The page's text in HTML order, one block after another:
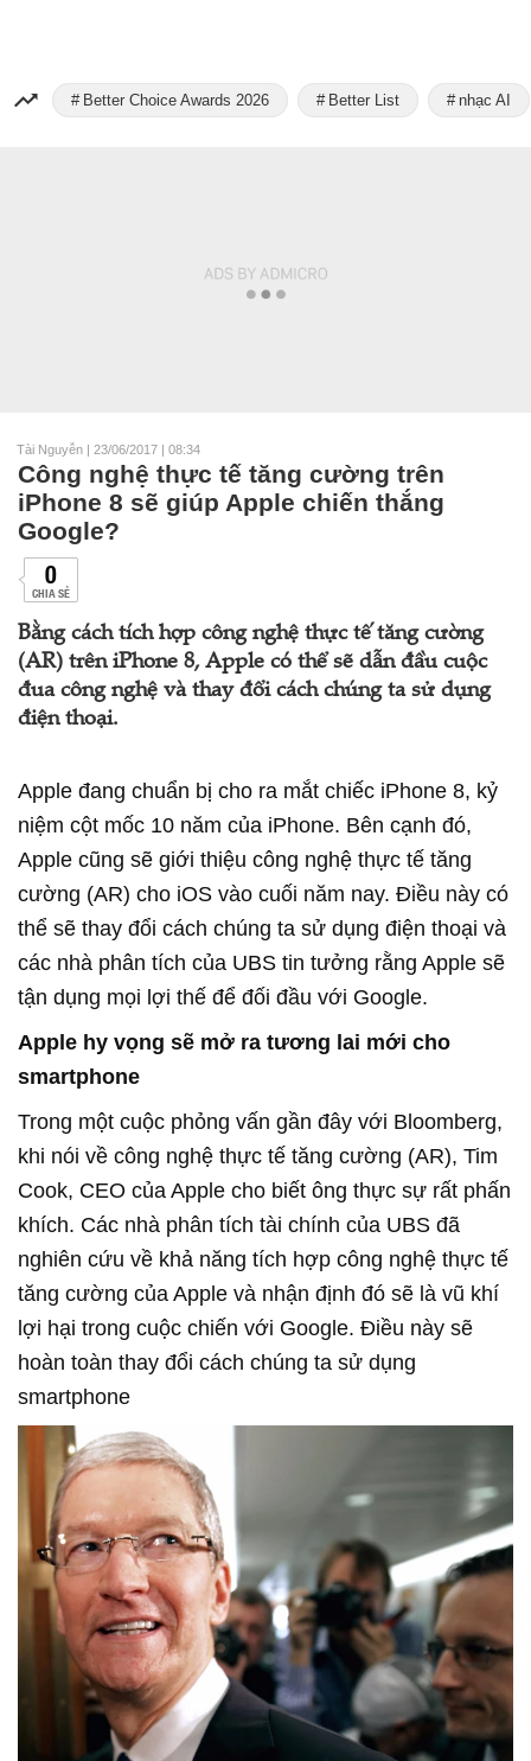
Better Choice Awards 2026 Better List nhạc AI
Tài Nguyễn | 23/06/2017 | 08:34
Công nghệ thực tế tăng cường trên
iPhone 8 sẽ giúp Apple chiến thắng
Google?
0
CHIA SẺ
Bằng cách tích hợp công nghệ thực tế tăng cường
(AR) trên iPhone 8, Apple có thể sẽ dẫn đầu cuộc
đua công nghệ và thay đổi cách chúng ta sử dụng
điện thoại.
Apple đang chuẩn bị cho ra mắt chiếc iPhone 8, kỷ
niệm cột mốc 10 năm của iPhone. Bên cạnh đó,
Apple cũng sẽ giới thiệu công nghệ thực tế tăng
cường (AR) cho iOS vào cuối năm nay. Điều này có
thể sẽ thay đổi cách chúng ta sử dụng điện thoại và
các nhà phân tích của UBS tin tưởng rằng Apple sẽ
tận dụng mọi lợi thế để đối đầu với Google.
Apple hy vọng sẽ mở ra tương lai mới cho
smartphone
Trong một cuộc phỏng vấn gần đây với Bloomberg,
khi nói về công nghệ thực tế tăng cường (AR), Tim
Cook, CEO của Apple cho biết ông thực sự rất phấn
khích. Các nhà phân tích tài chính của UBS đã
nghiên cứu về khả năng tích hợp công nghệ thực tế
tăng cường của Apple và nhận định đó sẽ là vũ khí
lợi hại trong cuộc chiến với Google. Điều này sẽ
hoàn toàn thay đổi cách chúng ta sử dụng
smartphone